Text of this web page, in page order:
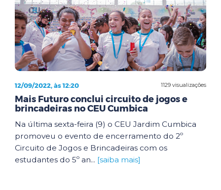
1129 visualizações
12/09/2022, às 12:20
Mais Futuro conclui circuito de jogos e
brincadeiras no CEU Cumbica
Na última sexta-feira (9) o CEU Jardim Cumbica
promoveu o evento de encerramento do 2º
Circuito de Jogos e Brincadeiras com os
estudantes do 5º an... [saiba mais]